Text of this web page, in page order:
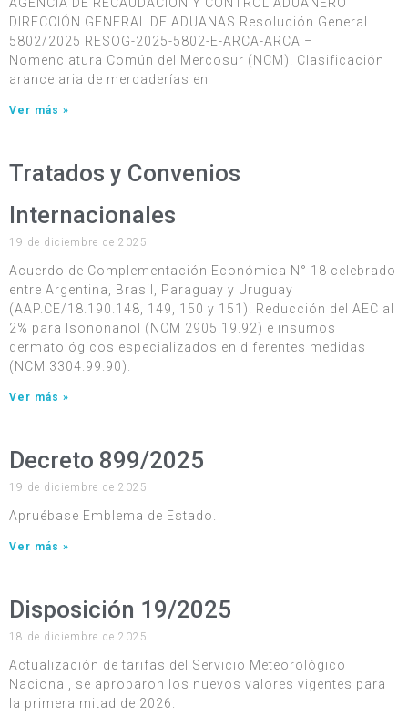
AGENCIA DE RECAUDACIÓN Y CONTROL ADUANERO
DIRECCIÓN GENERAL DE ADUANAS Resolución General
5802/2025 RESOG-2025-5802-E-ARCA-ARCA –
Nomenclatura Común del Mercosur (NCM). Clasificación
arancelaria de mercaderías en
Ver más »
Tratados y Convenios
Internacionales
19 de diciembre de 2025
Acuerdo de Complementación Económica N° 18 celebrado
entre Argentina, Brasil, Paraguay y Uruguay
(AAP.CE/18.190.148, 149, 150 y 151). Reducción del AEC al
2% para Isononanol (NCM 2905.19.92) e insumos
dermatológicos especializados en diferentes medidas
(NCM 3304.99.90).
Ver más »
Decreto 899/2025
19 de diciembre de 2025
Apruébase Emblema de Estado.
Ver más »
Disposición 19/2025
18 de diciembre de 2025
Actualización de tarifas del Servicio Meteorológico
Nacional, se aprobaron los nuevos valores vigentes para
la primera mitad de 2026.